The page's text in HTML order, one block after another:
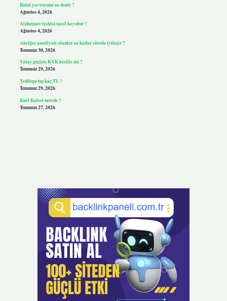
Balık yavrusuna ne denir ?
Ağustos 4, 2026
Alzheimer teşhisi nasıl koyulur ?
Ağustos 4, 2026
Akciğer ameliyatı olanlar ne kadar sürede iyileşir ?
Temmuz 30, 2026
Yatay geçişte KYK kesilir mi ?
Temmuz 29, 2026
Yeditepe tıp kaç TL ?
Temmuz 29, 2026
Kurt Kalesi nerede ?
Temmuz 27, 2026